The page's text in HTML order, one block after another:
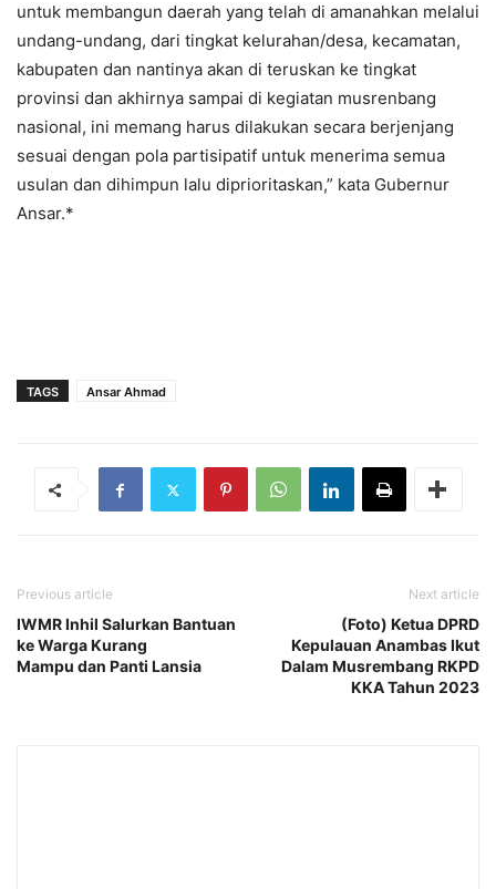
untuk membangun daerah yang telah di amanahkan melalui
undang-undang, dari tingkat kelurahan/desa, kecamatan,
kabupaten dan nantinya akan di teruskan ke tingkat
provinsi dan akhirnya sampai di kegiatan musrenbang
nasional, ini memang harus dilakukan secara berjenjang
sesuai dengan pola partisipatif untuk menerima semua
usulan dan dihimpun lalu diprioritaskan,” kata Gubernur
Ansar.*
TAGS Ansar Ahmad
Previous article
IWMR Inhil Salurkan Bantuan
ke Warga Kurang
Mampu dan Panti Lansia
Next article
(Foto) Ketua DPRD
Kepulauan Anambas Ikut
Dalam Musrembang RKPD
KKA Tahun 2023